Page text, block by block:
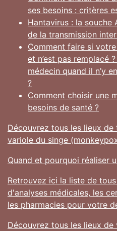
ses besoins : critères
Hantavirus : la souche
de la transmission
Comment faire si
et n’est pas remplacé
médecin quand il n’y
?
Comment choisir une
besoins de santé ?
Découvrez tous les lieux
variole du singe
Quand et pourquoi réaliser
Retrouvez ici la liste de
d'analyses médicales, les
les pharmacies pour votre
Découvrez tous les lieux